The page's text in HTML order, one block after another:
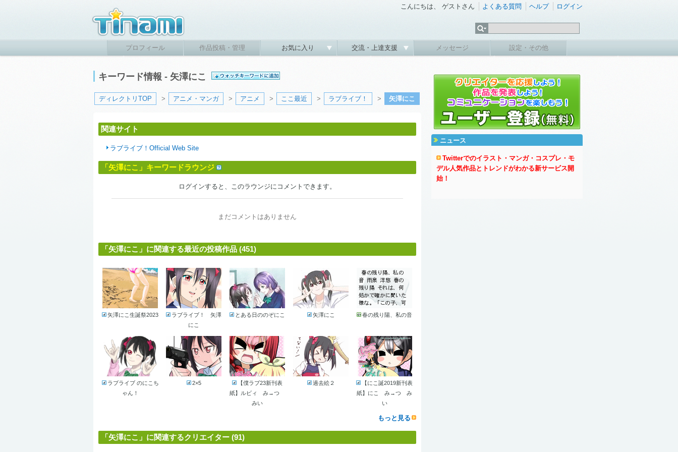
こんにちは、 ゲストさん よくある質問 ヘルプ ログイン
プロフィール 作品投稿・管理 お気に入り 交流・上達支援 メッセージ 設定・その他
キーワード情報 - 矢澤にこ
ディレクトリTOP > アニメ・マンガ > アニメ > ここ最近 > ラブライブ！ > 矢澤にこ
関連サイト
ラブライブ！Official Web Site
「矢澤にこ」キーワードラウンジ
ログインすると、このラウンジにコメントできます。
まだコメントはありません
「矢澤にこ」に関連する最近の投稿作品 (451)
矢澤にこ生誕祭2023
ラブライブ！ 矢澤
にこ
とある日ののぞにこ 矢澤にこ 春の残り陽、私の音
ラブライブ のにこち
ゃん！
2×5
【僕ラブ23新刊表
紙】ルビィ み→つ
みい
過去絵２
【にこ誕2019新刊表
紙】にこ み→つ み
い
もっと見る
「矢澤にこ」に関連するクリエイター (91)
ニュース
Twitterでのイラスト・マンガ・コスプレ・モ
デル人気作品とトレンドがわかる新サービス開
始！